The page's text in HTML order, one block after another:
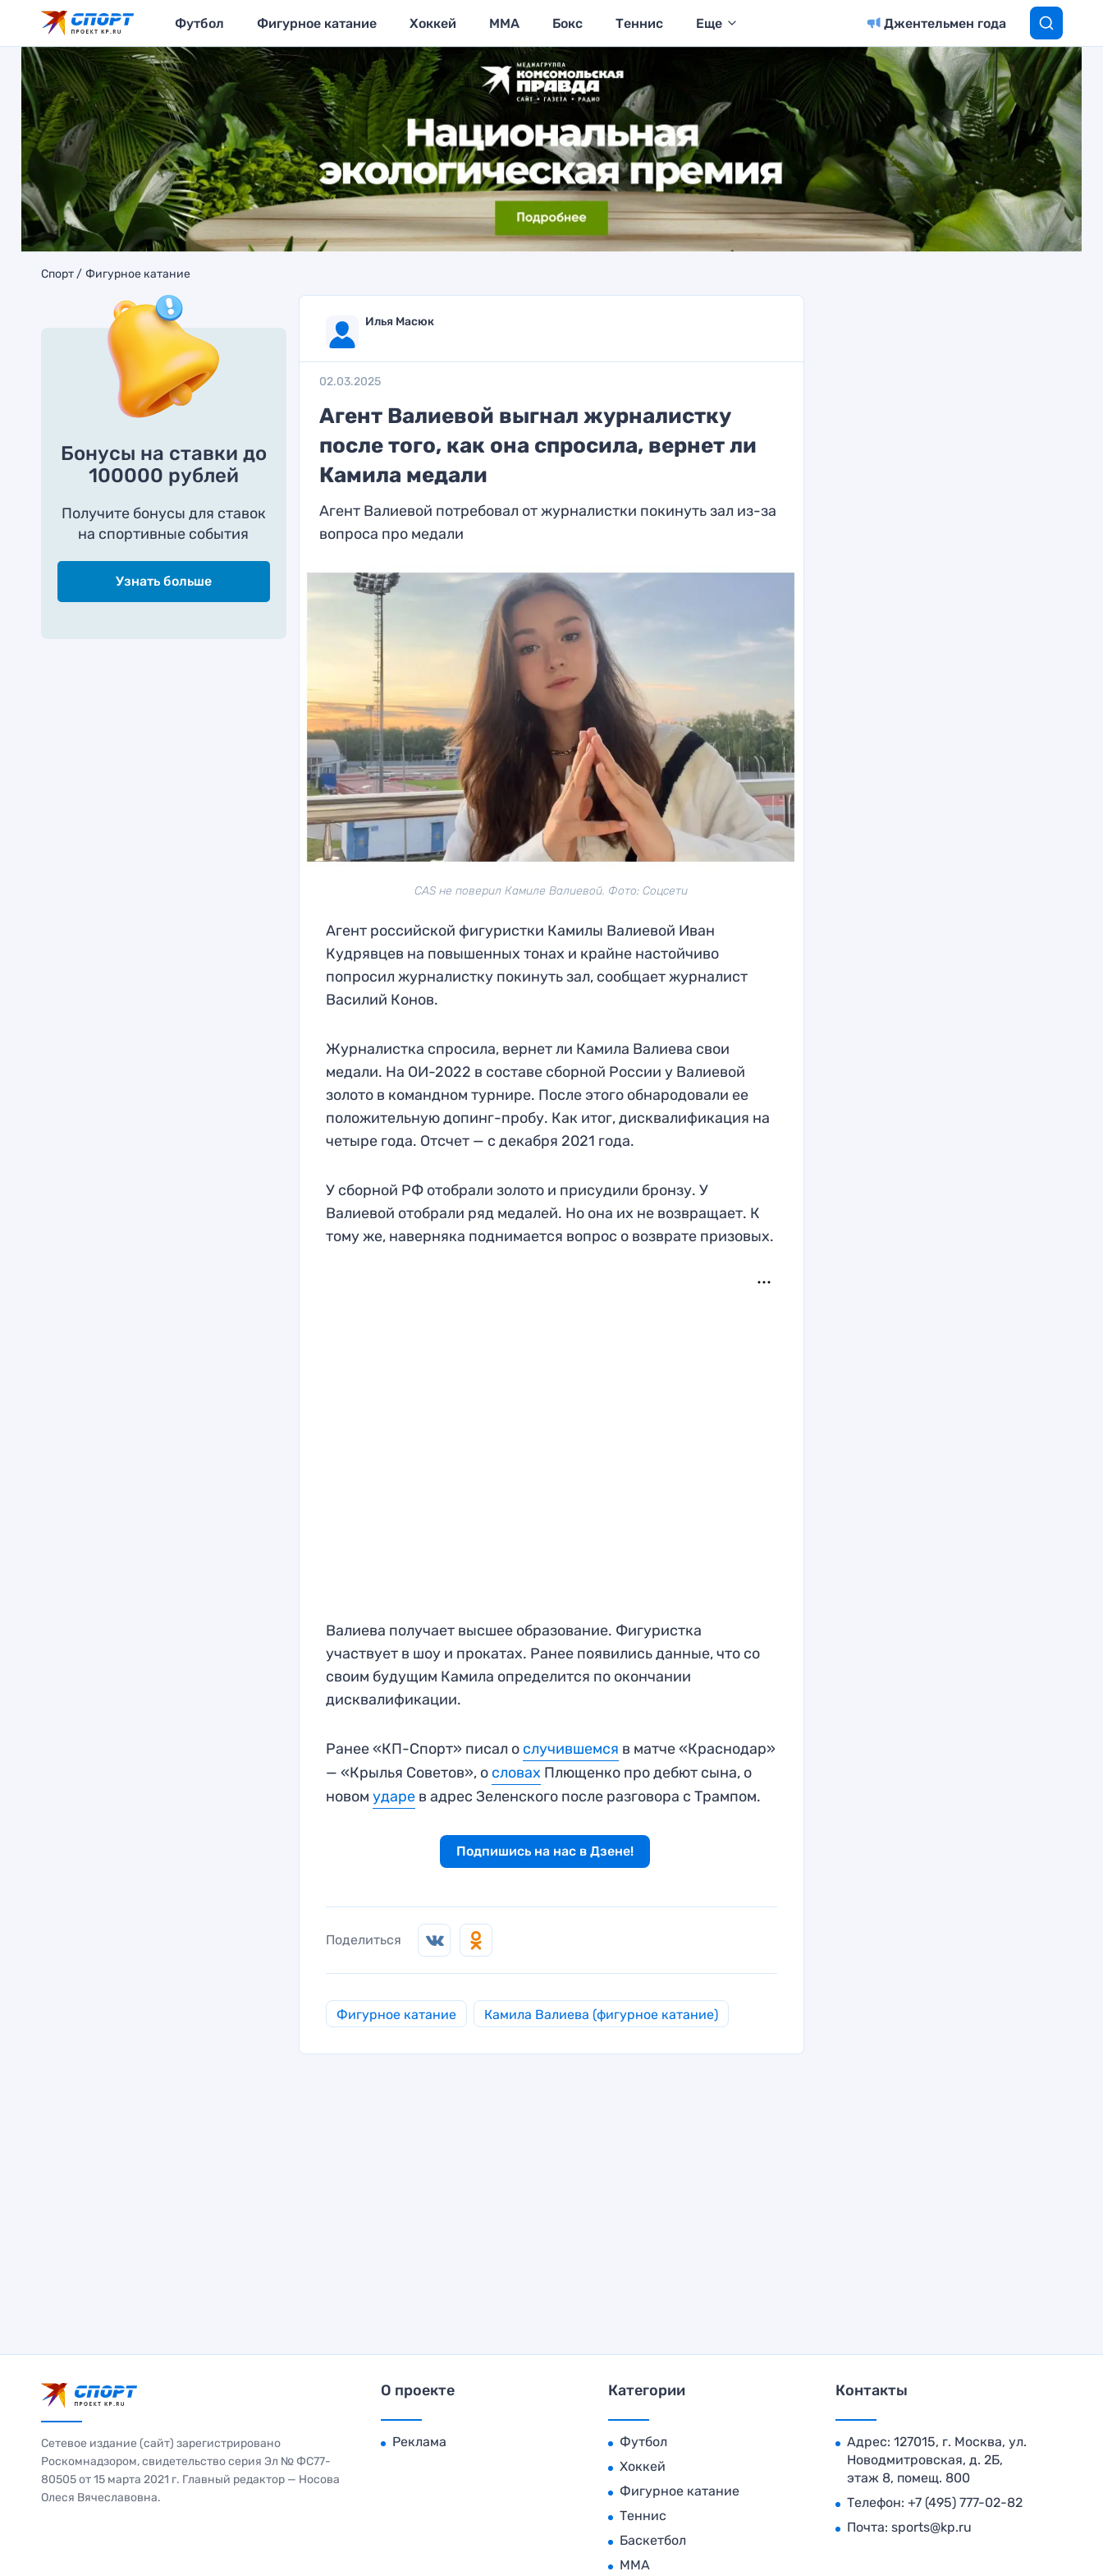
Футбол Фигурное катание Хоккей MMA Бокс Теннис Еще Джентельмен года
Спорт Фигурное катание
Бонусы на ставки до
100000 рублей
Получите бонусы для ставок
на спортивные события
Узнать больше
Илья Масюк
02.03.2025
Агент Валиевой выгнал журналистку
после того, как она спросила, вернет ли
Камила медали
Агент Валиевой потребовал от журналистки покинуть зал из-за
вопроса про медали
САS не поверил Камиле Валиевой. Фото: Соцсети
Агент российской фигуристки Камилы Валиевой Иван
Кудрявцев на повышенных тонах и крайне настойчиво
попросил журналистку покинуть зал, сообщает журналист
Василий Конов.
Журналистка спросила, вернет ли Камила Валиева свои
медали. На ОИ-2022 в составе сборной России у Валиевой
золото в командном турнире. После этого обнародовали ее
положительную допинг-пробу. Как итог, дисквалификация на
четыре года. Отсчет — с декабря 2021 года.
У сборной РФ отобрали золото и присудили бронзу. У
Валиевой отобрали ряд медалей. Но она их не возвращает. К
тому же, наверняка поднимается вопрос о возврате призовых.
Валиева получает высшее образование. Фигуристка
участвует в шоу и прокатах. Ранее появились данные, что со
своим будущим Камила определится по окончании
дисквалификации.
Ранее «КП-Спорт» писал о случившемся в матче «Краснодар»
— «Крылья Советов», о словах Плющенко про дебют сына, о
новомударе в адрес Зеленского после разговора с Трампом.
Подпишись на нас в Дзене!
Поделиться
Фигурное катание Камила Валиева (фигурное катание)
Сетевое издание (сайт) зарегистрировано
Роскомнадзором, свидетельство серия Эл № ФС77-
80505 от 15 марта 2021 г. Главный редактор — Носова
Олеся Вячеславовна.
О проекте
Реклама
Категории
Футбол
Хоккей
Фигурное катание
Теннис
Баскетбол
MMA
Контакты
Адрес: 127015, г. Москва, ул.
Новодмитровская, д. 2Б,
этаж 8, помещ. 800
Телефон: +7 (495) 777-02-82
Почта: sports@kp.ru